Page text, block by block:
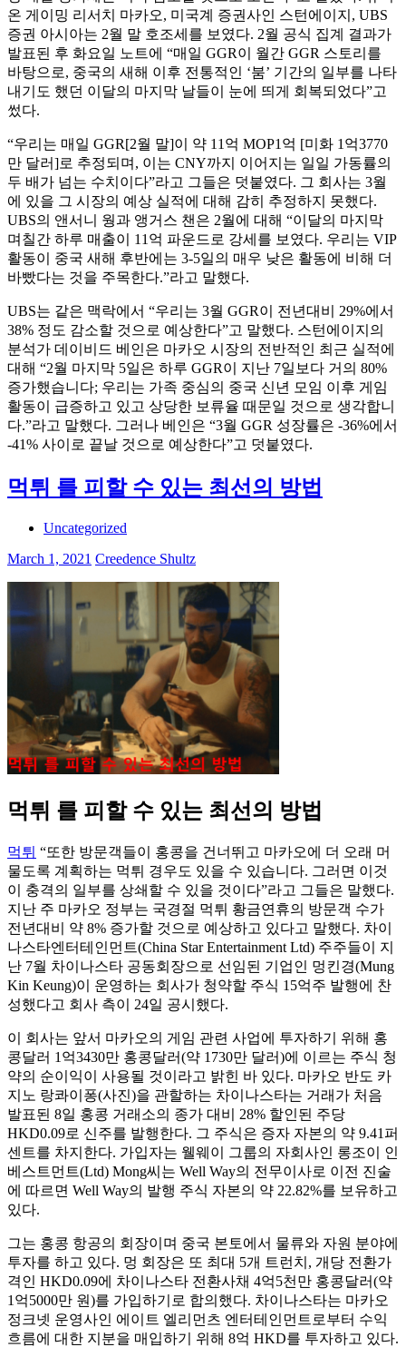
온 게이밍 리서치 마카오, 미국계 증권사인 스턴에이지, UBS
증권 아시아는 2월 말 호조세를 보였다. 2월 공식 집계 결과가
발표된 후 화요일 노트에 “매일 GGR이 월간 GGR 스토리를
바탕으로, 중국의 새해 이후 전통적인 ‘붐’ 기간의 일부를 나타
내기도 했던 이달의 마지막 날들이 눈에 띄게 회복되었다”고
썼다.
“우리는 매일 GGR[2월 말]이 약 11억 MOP1억 [미화 1억3770
만 달러]로 추정되며, 이는 CNY까지 이어지는 일일 가동률의
두 배가 넘는 수치이다”라고 그들은 덧붙였다. 그 회사는 3월
에 있을 그 시장의 예상 실적에 대해 감히 추정하지 못했다.
UBS의 앤서니 웡과 앵거스 챈은 2월에 대해 “이달의 마지막
며칠간 하루 매출이 11억 파운드로 강세를 보였다. 우리는 VIP
활동이 중국 새해 후반에는 3-5일의 매우 낮은 활동에 비해 더
바빴다는 것을 주목한다.”라고 말했다.
UBS는 같은 맥락에서 “우리는 3월 GGR이 전년대비 29%에서
38% 정도 감소할 것으로 예상한다”고 말했다. 스턴에이지의
분석가 데이비드 베인은 마카오 시장의 전반적인 최근 실적에
대해 “2월 마지막 5일은 하루 GGR이 지난 7일보다 거의 80%
증가했습니다; 우리는 가족 중심의 중국 신년 모임 이후 게임
활동이 급증하고 있고 상당한 보류율 때문일 것으로 생각합니
다.”라고 말했다. 그러나 베인은 “3월 GGR 성장률은 -36%에서
-41% 사이로 끝날 것으로 예상한다”고 덧붙였다.
먹튀 를 피할 수 있는 최선의 방법
Uncategorized
March 1, 2021 Creedence Shultz
먹튀 를 피할 수 있는 최선의 방법
먹튀 “또한 방문객들이 홍콩을 건너뛰고 마카오에 더 오래 머
물도록 계획하는 먹튀 경우도 있을 수 있습니다. 그러면 이것
이 충격의 일부를 상쇄할 수 있을 것이다”라고 그들은 말했다.
지난 주 마카오 정부는 국경절 먹튀 황금연휴의 방문객 수가
전년대비 약 8% 증가할 것으로 예상하고 있다고 말했다. 차이
나스타엔터테인먼트(China Star Entertainment Ltd) 주주들이 지
난 7월 차이나스타 공동회장으로 선임된 기업인 멍킨경(Mung
Kin Keung)이 운영하는 회사가 청약할 주식 15억주 발행에 찬
성했다고 회사 측이 24일 공시했다.
이 회사는 앞서 마카오의 게임 관련 사업에 투자하기 위해 홍
콩달러 1억3430만 홍콩달러(약 1730만 달러)에 이르는 주식 청
약의 순이익이 사용될 것이라고 밝힌 바 있다. 마카오 반도 카
지노 랑콰이퐁(사진)을 관할하는 차이나스타는 거래가 처음
발표된 8일 홍콩 거래소의 종가 대비 28% 할인된 주당
HKD0.09로 신주를 발행한다. 그 주식은 증자 자본의 약 9.41퍼
센트를 차지한다. 가입자는 웰웨이 그룹의 자회사인 롱조이 인
베스트먼트(Ltd) Mong씨는 Well Way의 전무이사로 이전 진술
에 따르면 Well Way의 발행 주식 자본의 약 22.82%를 보유하고
있다.
그는 홍콩 항공의 회장이며 중국 본토에서 물류와 자원 분야에
투자를 하고 있다. 멍 회장은 또 최대 5개 트런치, 개당 전환가
격인 HKD0.09에 차이나스타 전환사채 4억5천만 홍콩달러(약
1억5000만 원)를 가입하기로 합의했다. 차이나스타는 마카오
정크넷 운영사인 에이트 엘리먼츠 엔터테인먼트로부터 수익
흐름에 대한 지분을 매입하기 위해 8억 HKD를 투자하고 있다.